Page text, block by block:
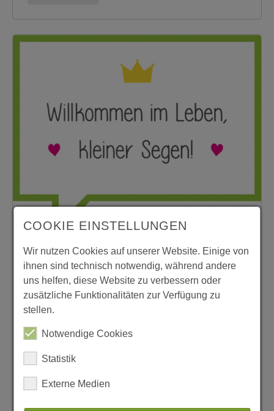
10.04.2023|Pfarrei| #kleinkinder
Segensfeier für Babys im April
„Willkommen im Leben, kleiner Segen!“, so kann
man seine Freude über die Geburt eines Kindes
ausdrücken. Mit einer Segensfeier für Babys
Eltern und Familie Gottes Segen zusprechen,
weil auch wir uns mit ihnen über die Geburt ihres
Kindes freuen!
COOKIE EINSTELLUNGEN
Wir nutzen Cookies auf unserer Website. Einige von
ihnen sind technisch notwendig, während andere
uns helfen, diese Website zu verbessern oder
zusätzliche Funktionalitäten zur Verfügung zu
stellen.
Notwendige Cookies
Statistik
Externe Medien